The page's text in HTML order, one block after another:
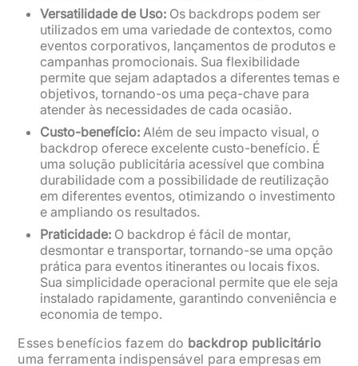
Versatilidade de Uso: Os backdrops podem ser
utilizados em uma variedade de contextos, como
eventos corporativos, lançamentos de produtos e
campanhas promocionais. Sua flexibilidade
permite que sejam adaptados a diferentes temas e
objetivos, tornando-os uma peça-chave para
atender às necessidades de cada ocasião.
Custo-benefício: Além de seu impacto visual, o
backdrop oferece excelente custo-benefício. É
uma solução publicitária acessível que combina
durabilidade com a possibilidade de reutilização
em diferentes eventos, otimizando o investimento
e ampliando os resultados.
Praticidade: O backdrop é fácil de montar,
desmontar e transportar, tornando-se uma opção
prática para eventos itinerantes ou locais fixos.
Sua simplicidade operacional permite que ele seja
instalado rapidamente, garantindo conveniência e
economia de tempo.
Esses benefícios fazem do backdrop publicitário
uma ferramenta indispensável para empresas em